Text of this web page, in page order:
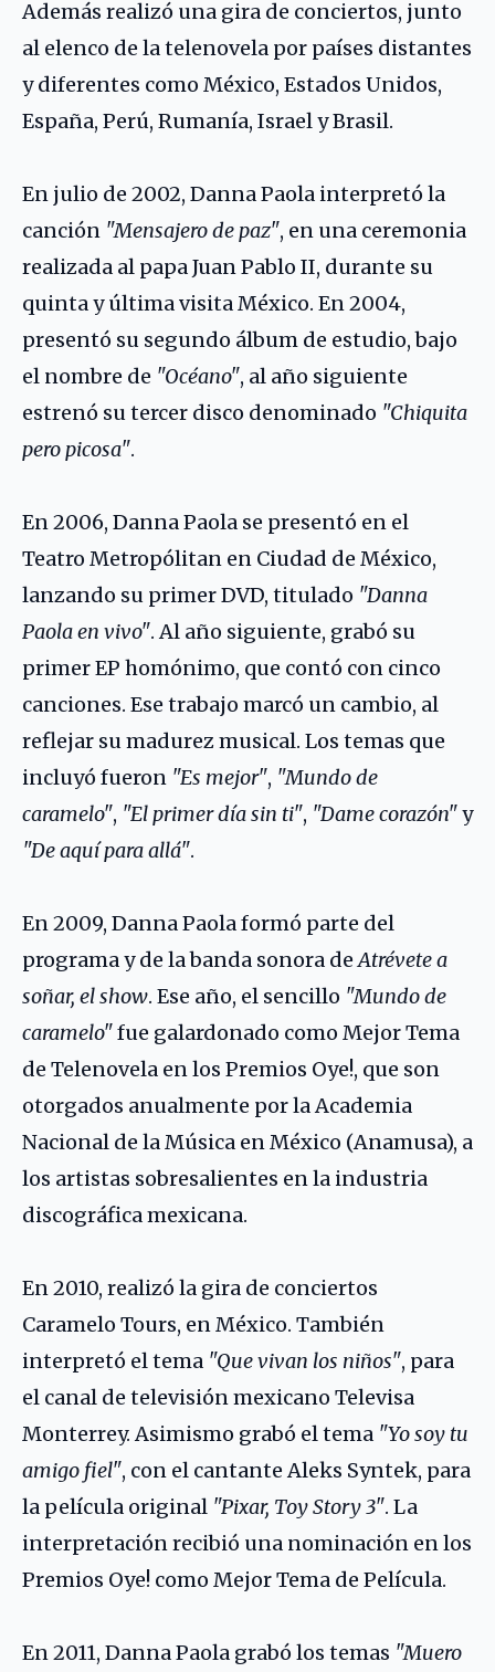
Además realizó una gira de conciertos, junto
al elenco de la telenovela por países distantes
y diferentes como México, Estados Unidos,
España, Perú, Rumanía, Israel y Brasil.
En julio de 2002, Danna Paola interpretó la
canción "Mensajero de paz", en una ceremonia
realizada al papa Juan Pablo II, durante su
quinta y última visita México. En 2004,
presentó su segundo álbum de estudio, bajo
el nombre de "Océano", al año siguiente
estrenó su tercer disco denominado "Chiquita
pero picosa".
En 2006, Danna Paola se presentó en el
Teatro Metropólitan en Ciudad de México,
lanzando su primer DVD, titulado "Danna
Paola en vivo". Al año siguiente, grabó su
primer EP homónimo, que contó con cinco
canciones. Ese trabajo marcó un cambio, al
reflejar su madurez musical. Los temas que
incluyó fueron "Es mejor", "Mundo de
caramelo", "El primer día sin ti", "Dame corazón"y
"De aquí para allá".
En 2009, Danna Paola formó parte del
programa y de la banda sonora deAtrévete a
soñar, el show. Ese año, el sencillo "Mundo de
caramelo"fue galardonado como Mejor Tema
de Telenovela en los Premios Oye!, que son
otorgados anualmente por la Academia
Nacional de la Música en México (Anamusa), a
los artistas sobresalientes en la industria
discográfica mexicana.
En 2010, realizó la gira de conciertos
Caramelo Tours, en México. También
interpretó el tema "Que vivan los niños", para
el canal de televisión mexicano Televisa
Monterrey. Asimismo grabó el tema "Yo soy tu
amigo fiel", con el cantanteAleks Syntek, para
la película original "Pixar, Toy Story 3". La
interpretación recibió una nominación en los
Premios Oye! como Mejor Tema de Película.
En 2011, Danna Paola grabó los temas "Muero